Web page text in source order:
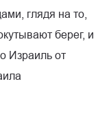
глядя на то,
берег, и
Израиль от